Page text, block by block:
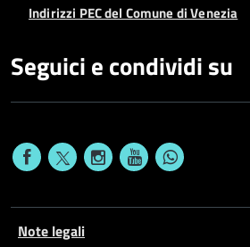
Indirizzi PEC del Comune di Venezia
Seguici e condividi su
Note legali